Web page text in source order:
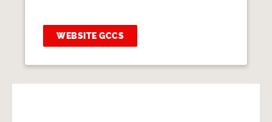
WEBSITE GCCS